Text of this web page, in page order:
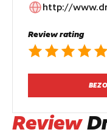
http://
Review rating
Review